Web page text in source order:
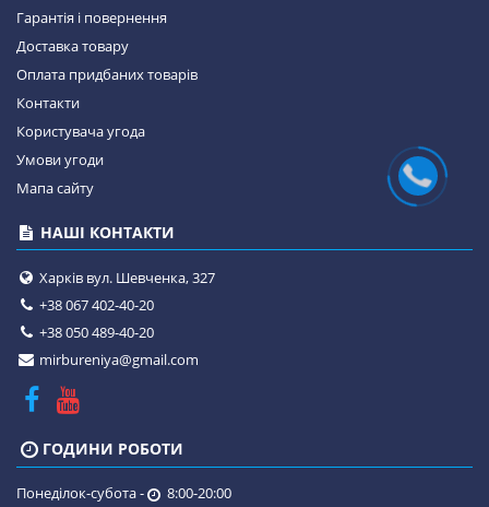
Гарантія і повернення
Доставка товару
Оплата придбаних товарів
Контакти
Користувача угода
Умови угоди
Мапа сайту
НАШІ КОНТАКТИ
Харків вул. Шевченка, 327
+38 067 402-40-20
+38 050 489-40-20
mirbureniya@gmail.com
ГОДИНИ РОБОТИ
Понеділок-субота - 8:00-20:00